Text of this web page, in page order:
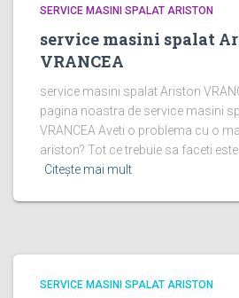
SERVICE MASINI SPALAT ARISTON
service masini spalat
VRANCEA
service masini spalat Ariston
pagina noastra de service masini
VRANCEA Aveti o problema cu o
ariston? Tot ce trebuie sa faceti
Citește mai mult
SERVICE MASINI SPALAT ARISTON